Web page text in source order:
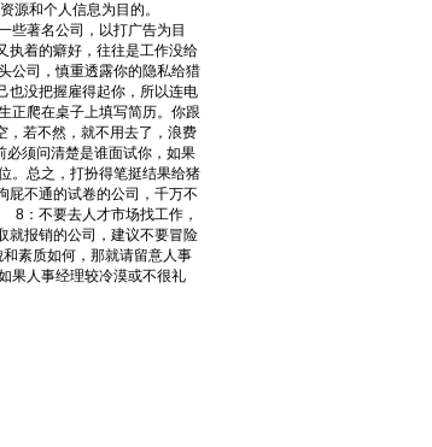
资源和个人信息为目的。
些著名公司，以打广告为目
着的癖好，往往是工作没给
公司，慎重透露你的隐私给猎
没把握雇得起你，所以连电
爬在桌子上填写简历。你跟
，若不然，就不用去了，浪费
须问清楚是谁面试你，如果
。总之，打扮得笔挺结果给猪
不通的试卷的公司，千万不
：不要去人才市场找工作，
报销的公司，建议不要冒险
素质如何，那就请留意人事
果人事经理较冷漠或不很礼